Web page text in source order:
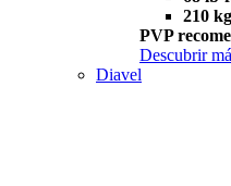
210 kg
PVP
Descubrir
Diavel